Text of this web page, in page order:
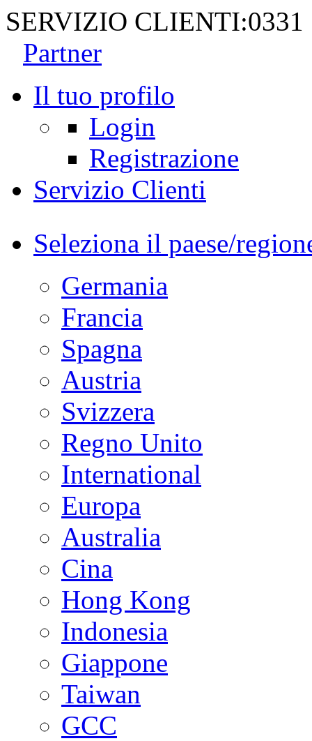
SERVIZIO CLIENTI:0331
Partner
Il tuo profilo
Login
Registrazione
Servizio Clienti
Seleziona il paese/
Germania
Francia
Spagna
Austria
Svizzera
Regno Unito
International
Europa
Australia
Cina
Hong Kong
Indonesia
Giappone
Taiwan
GCC